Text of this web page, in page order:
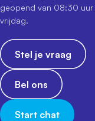
geopend van 08:30 uur
vrijdag.
Stel je vraag
Bel ons
Start chat